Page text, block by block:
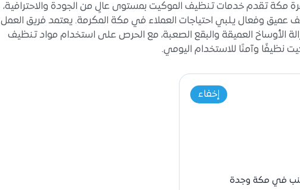
مكة تقدم خدمات تنظيف الموكيت بمستوى عالٍ من الجودة والاحترافية،
عميق وفعال يلبي احتياجات العملاء في مكة المكرمة. يعتمد فريق العمل
الأوساخ العميقة والبقع الصعبة، مع الحرص على استخدام مواد تنظيف
نظيفًا وآمنًا للاستخدام اليومي.
إخفاء
في مكة وجدة